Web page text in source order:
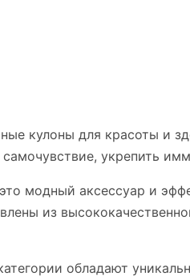
кулоны для красоты и
укрепить
модный аксессуар и
из
обладают